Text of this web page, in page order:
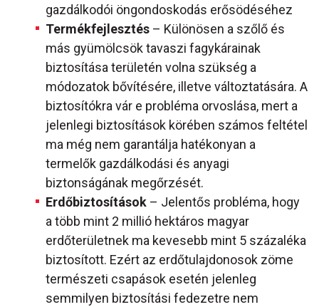
gazdálkodói öngondoskodás erősödéséhez
Termékfejlesztés – Különösen a szőlő és
más gyümölcsök tavaszi fagykárainak
biztosítása területén volna szükség a
módozatok bővítésére, illetve változtatására. A
biztosítókra vár e probléma orvoslása, mert a
jelenlegi biztosítások körében számos feltétel
ma még nem garantálja hatékonyan a
termelők gazdálkodási és anyagi
biztonságának megőrzését.
Erdőbiztosítások – Jelentős probléma, hogy
a több mint 2 millió hektáros magyar
erdőterületnek ma kevesebb mint 5 százaléka
biztosított. Ezért az erdőtulajdonosok zöme
természeti csapások esetén jelenleg
semmilyen biztosítási fedezetre nem